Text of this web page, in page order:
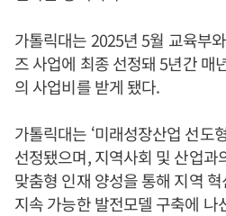
가톨릭대는 2025년 5월 교육부
즈 사업에 최종 선정돼 5년간 매
의 사업비를 받게 됐다.
가톨릭대는 ‘미래성장산업 선도
선정됐으며, 지역사회 및 산업과
맞춤형 인재 양성을 통해 지역
지속 가능한 발전모델 구축에 나